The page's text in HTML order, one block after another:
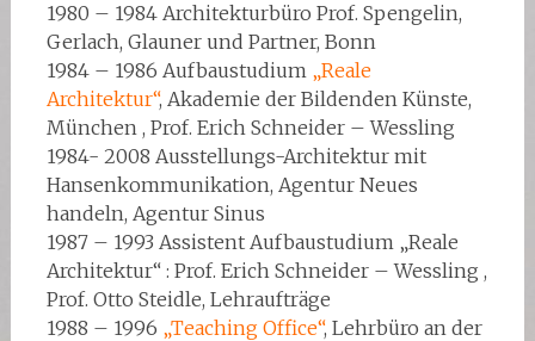
1980 – 1984 Architekturbüro Prof. Spengelin,
Gerlach, Glauner und Partner, Bonn
1984 – 1986 Aufbaustudium „Reale
Architektur“, Akademie der Bildenden Künste,
München , Prof. Erich Schneider – Wessling
1984- 2008 Ausstellungs-Architektur mit
Hansenkommunikation, Agentur Neues
handeln, Agentur Sinus
1987 – 1993 Assistent Aufbaustudium „Reale
Architektur“ : Prof. Erich Schneider – Wessling ,
Prof. Otto Steidle, Lehraufträge
1988 – 1996 „Teaching Office“, Lehrbüro an der